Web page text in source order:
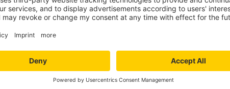
- +
Verfügbarkeit in
Filiale auswählen